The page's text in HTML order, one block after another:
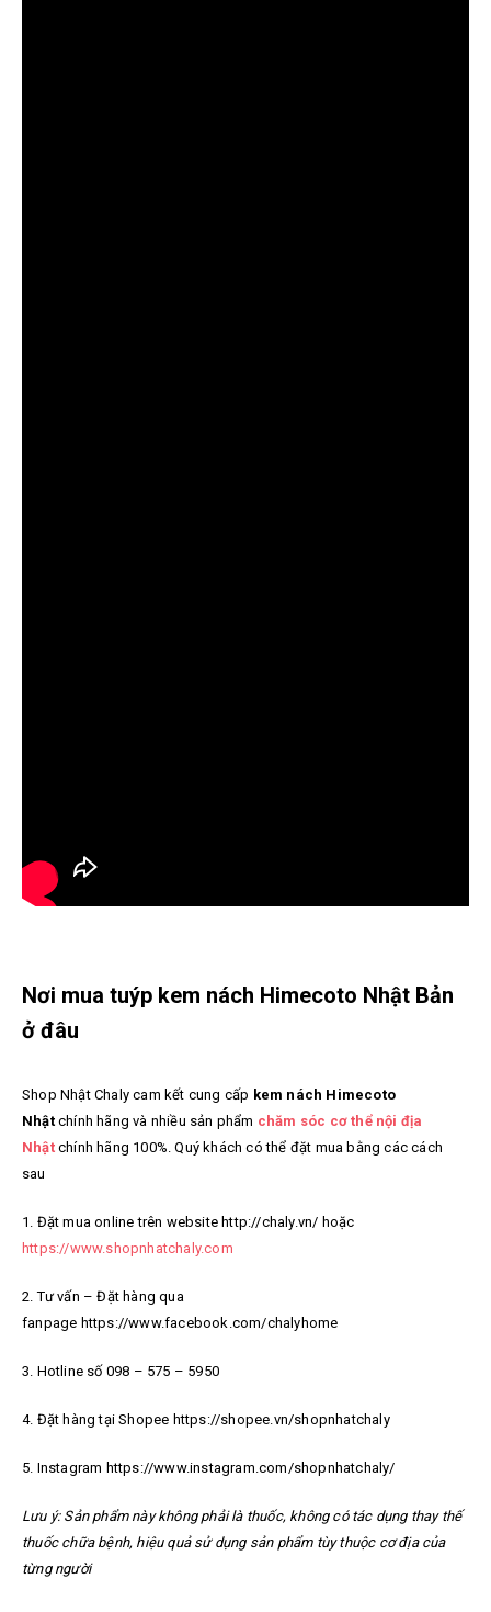
Nơi mua tuýp kem nách Himecoto Nhật Bản
ở đâu
Shop Nhật Chaly cam kết cung cấp kem nách Himecoto
Nhậtchính hãng và nhiều sản phẩm chăm sóc cơ thể nội địa
Nhậtchính hãng 100%. Quý khách có thể đặt mua bằng các cách
sau
1. Đặt mua online trên website http://chaly.vn/ hoặc
https://www.shopnhatchaly.com
2. Tư vấn – Đặt hàng qua
fanpage https://www.facebook.com/chalyhome
3. Hotline số 098 – 575 – 5950
4. Đặt hàng tại Shopee https://shopee.vn/shopnhatchaly
5. Instagram https://www.instagram.com/shopnhatchaly/
Lưu ý: Sản phẩm này không phải là thuốc, không có tác dụng thay thế
thuốc chữa bệnh, hiệu quả sử dụng sản phẩm tùy thuộc cơ địa của
từng người